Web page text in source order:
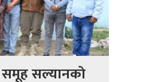
समूह सल्यानको